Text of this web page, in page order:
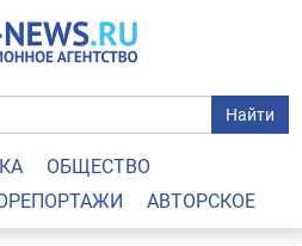
Найти
ОБЩЕСТВО
АВТОРСКОЕ